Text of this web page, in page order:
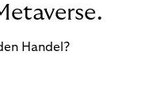
Handel?